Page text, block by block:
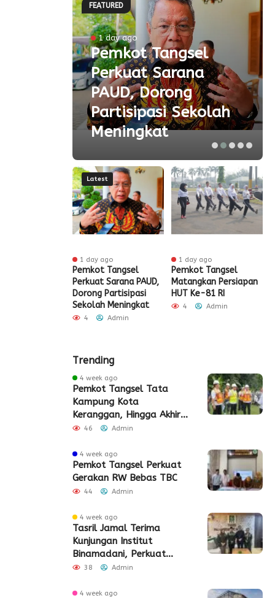
FEATURED
1 day ago
Pemkot Tangsel
Perkuat Sarana
PAUD, Dorong
Partisipasi Sekolah
Meningkat
Latest
1 day ago
Pemkot Tangsel
Perkuat Sarana PAUD,
Dorong Partisipasi
Sekolah Meningkat
4 Admin
1 day ago
Pemkot Tangsel
Matangkan Persiapan
HUT Ke-81 RI
4 Admin
Trending
4 week ago
Pemkot Tangsel Tata
Kampung Kota
Keranggan, Hingga Akhir
2026
46 Admin
4 week ago
Pemkot Tangsel Perkuat
Gerakan RW Bebas TBC
44 Admin
4 week ago
Tasril Jamal Terima
Kunjungan Institut
Binamadani, Perkuat
Sinergi Bangun SDM Kota
38 Admin
4 week ago